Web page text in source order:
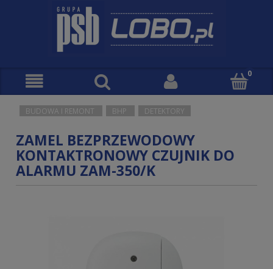
BUDOWA I REMONT BHP DETEKTORY
ZAMEL BEZPRZEWODOWY
KONTAKTRONOWY CZUJNIK DO
ALARMU ZAM-350/K